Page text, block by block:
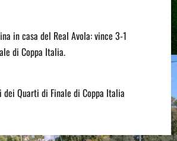
in casa del Real Avola: vince 3-1
di Coppa Italia.
Quarti di Finale di Coppa Italia